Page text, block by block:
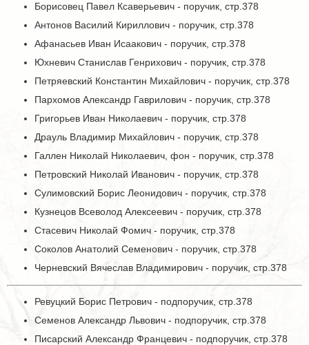
Борисовец Павел Ксаверьевич - поручик, стр.378
Антонов Василий Кириллович - поручик, стр.378
Афанасьев Иван Исаакович - поручик, стр.378
Юхневич Станислав Генрихович - поручик, стр.378
Петряевский Константин Михайлович - поручик, стр.378
Пархомов Александр Гаврилович - поручик, стр.378
Григорьев Иван Николаевич - поручик, стр.378
Драуль Владимир Михайлович - поручик, стр.378
Галлен Николай Николаевич, фон - поручик, стр.378
Петровский Николай Иванович - поручик, стр.378
Сулимовский Борис Леонидович - поручик, стр.378
Кузнецов Всеволод Алексеевич - поручик, стр.378
Стасевич Николай Фомич - поручик, стр.378
Соколов Анатолий Семенович - поручик, стр.378
Черневский Вячеслав Владимирович - поручик, стр.378
Ревуцкий Борис Петрович - подпоручик, стр.378
Семенов Александр Львович - подпоручик, стр.378
Писарский Александр Францевич - подпоручик, стр.378